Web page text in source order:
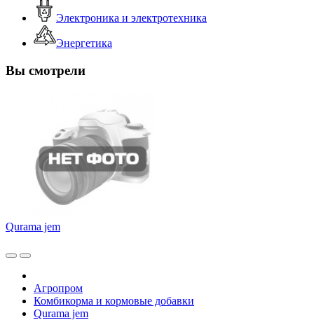
Электроника и электротехника
Энергетика
Вы смотрели
Qurama jem
Агропром
Комбикорма и кормовые добавки
Qurama jem